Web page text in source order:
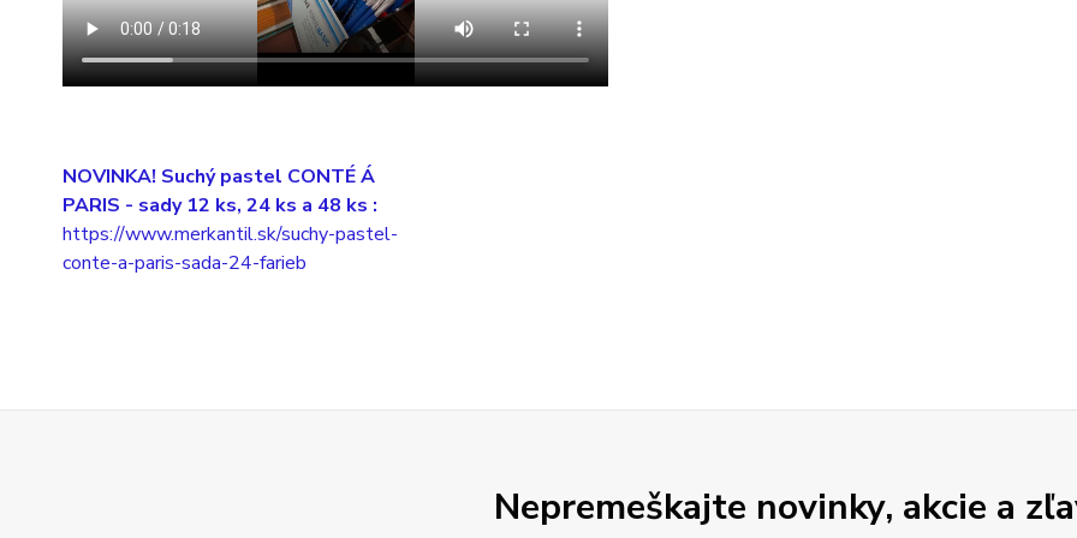
NOVINKA! Suchý pastel CONTÉ Á
PARIS - sady 12 ks, 24 ks a 48 ks :
https://www.merkantil.sk/suchy-pastel-
conte-a-paris-sada-24-farieb
Nepremeškajte novinky, akcie a